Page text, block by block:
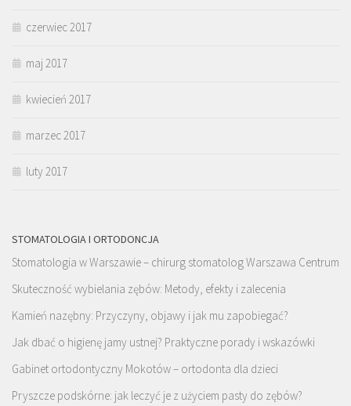
czerwiec 2017
maj 2017
kwiecień 2017
marzec 2017
luty 2017
STOMATOLOGIA I ORTODONCJA
Stomatologia w Warszawie – chirurg stomatolog Warszawa Centrum
Skuteczność wybielania zębów: Metody, efekty i zalecenia
Kamień nazębny: Przyczyny, objawy i jak mu zapobiegać?
Jak dbać o higienę jamy ustnej? Praktyczne porady i wskazówki
Gabinet ortodontyczny Mokotów – ortodonta dla dzieci
Pryszcze podskórne: jak leczyć je z użyciem pasty do zębów?